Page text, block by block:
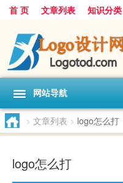
首 页 文章列表 知识分类
网站导航
> 文章列表 > logo怎么打
logo怎么打